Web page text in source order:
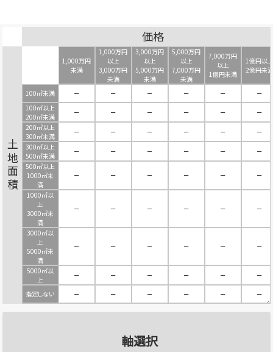
価格
土地面積
1,000万円
未満
1,000万円
以上
3,000万円
未満
3,000万円
以上
5,000万円
未満
5,000万円
以上
7,000万円
未満
7,000万円
以上
1億円未満
1億円以上
2億円未満
100㎡未満 － － － － －
－
100㎡以上
200㎡未満
－ － － － －
－
200㎡以上
300㎡未満
－ － － － －
－
300㎡以上
500㎡未満
－ － － － －
－
500㎡以上
1000㎡未
満
－ － － － － －
1000㎡以
上
3000㎡未
満
－ － － － － －
3000㎡以
上
5000㎡未
満
－ － － － － －
5000㎡以
上
－ － － － － －
指定しない － － － － － －
軸選択